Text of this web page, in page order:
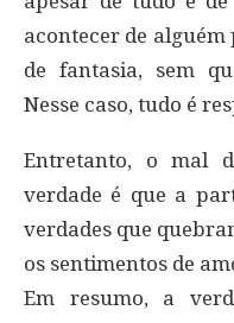
acontecer de
de fantasia, sem
Nesse caso, tudo é
Entretanto, o mal
verdade é que a
verdades que
os sentimentos de
Em resumo, a